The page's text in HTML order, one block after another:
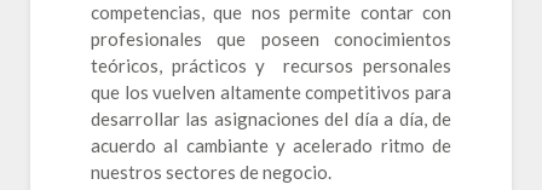
competencias, que nos permite contar con
profesionales que poseen conocimientos
teóricos, prácticos y recursos personales
que los vuelven altamente competitivos para
desarrollar las asignaciones del día a día, de
acuerdo al cambiante y acelerado ritmo de
nuestros sectores de negocio.